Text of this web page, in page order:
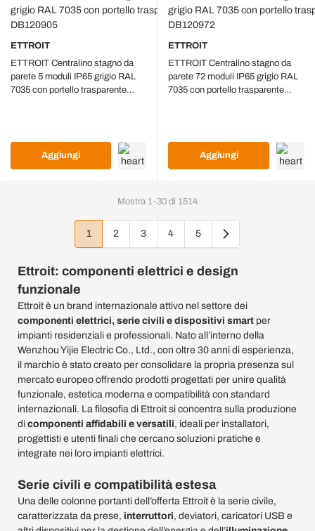
ETTROIT
ETTROIT Centralino stagno da
parete 5 moduli IP65 grigio RAL
7035 con portello trasparente
Aggiungi
ETTROIT
ETTROIT Centralino stagno da
parete 72 moduli IP65 grigio RAL
7035 con portello trasparente
Aggiungi
Mostra 1 -30 di 1514
Attualmente stai leggendo la pagina
1
Pagina
2
Pagina
3
Pagina
4
Pagina
5
Ettroit: componenti elettrici e design
funzionale
Ettroit è un brand internazionale attivo nel settore dei
componenti elettrici, serie civili e dispositivi smart per
impianti residenziali e professionali. Nato all’interno della
Wenzhou Yijie Electric Co., Ltd., con oltre 30 anni di esperienza,
il marchio è stato creato per consolidare la propria presenza sul
mercato europeo offrendo prodotti progettati per unire qualità
funzionale, estetica moderna e compatibilità con standard
internazionali. La filosofia di Ettroit si concentra sulla produzione
di componenti affidabili e versatili, ideali per installatori,
progettisti e utenti finali che cercano soluzioni pratiche e
integrate nei loro impianti elettrici.
Serie civili e compatibilità estesa
Una delle colonne portanti dell’offerta Ettroit è la serie civile,
caratterizzata da prese, interruttori, deviatori, caricatori USB e